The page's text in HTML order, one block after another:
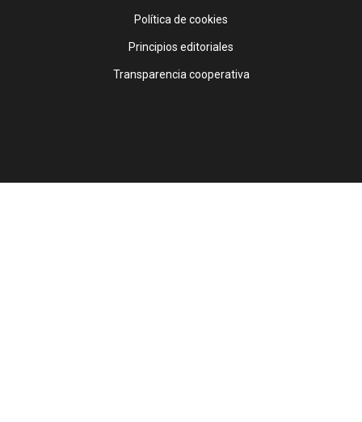
Política de cookies
Principios editoriales
Transparencia cooperativa